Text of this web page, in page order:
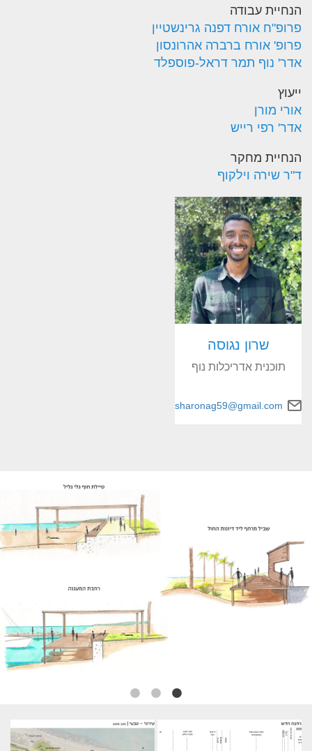
הנחיית עבודה
פרופ"ח אורח דפנה גרינשטיין
פרופ' אורח ברברה אהרונסון
אדר' נוף תמר דראל-פוספלד
ייעוץ
אורי מורן
אדר' רפי רייש
הנחיית מחקר
ד"ר שירה וילקוף
שרון נגוסה
תוכנית אדריכלות נוף
sharonag59@gmail.com